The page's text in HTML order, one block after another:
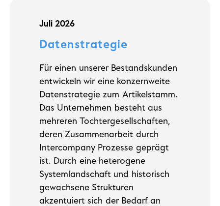
Juli 2026
Datenstrategie
Für einen unserer Bestandskunden
entwickeln wir eine konzernweite
Datenstrategie zum Artikelstamm.
Das Unternehmen besteht aus
mehreren Tochtergesellschaften,
deren Zusammenarbeit durch
Intercompany Prozesse geprägt
ist. Durch eine heterogene
Systemlandschaft und historisch
gewachsene Strukturen
akzentuiert sich der Bedarf an